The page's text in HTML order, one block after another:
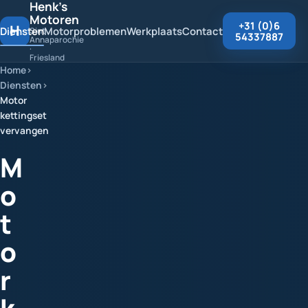
H
Henk's
Motoren
Sint
Annaparochie
·
Friesland
DienstenMotorproblemenWerkplaatsContact
+31 (0)6
54337887
Home
Diensten
Motor
kettingset
vervangen
M
o
t
o
r